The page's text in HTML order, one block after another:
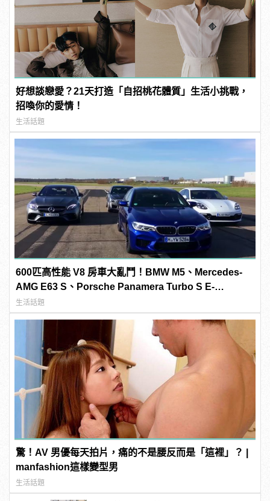
好想談戀愛？21天打造「自招桃花體質」生活小挑戰，
招喚你的愛情！
生活話題
600匹高性能 V8 房車大亂鬥！BMW M5、Mercedes-
AMG E63 S、Porsche Panamera Turbo S E-
Hybrid、Cadillac CTS-V「0-300km/h」加速對決
生活話題
驚！AV 男優每天拍片，痛的不是腰反而是「這裡」？ |
manfashion這樣變型男
生活話題